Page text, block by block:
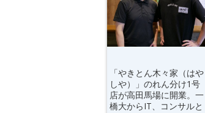
「やきとん木々家（はや
しや）」のれん分け1号
店が高田馬場に開業。一
橋大からIT、コンサルと